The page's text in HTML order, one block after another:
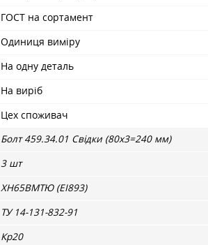
ГОСТ на сортамент
Одиниця виміру
На одну деталь
На виріб
Цех споживач
Болт 459.34.01 Свідки (80х3=240 мм)
3 шт
ХН65ВМТЮ (ЕІ893)
ТУ 14-131-832-91
Кр20